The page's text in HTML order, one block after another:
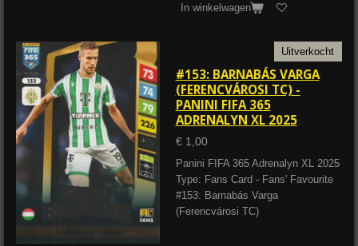
In winkelwagen
Uitverkocht
#153: BARNABÁS VARGA
(FERENCVÁROSI TC) -
PANINI FIFA 365
ADRENALYN XL 2025
€ 1,00
Panini FIFA 365 Adrenalyn XL 2025
Type: Fans Card - Fans' Favourite
#153: Barnabás Varga
(Ferencvárosi TC)